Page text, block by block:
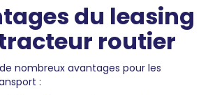
du leasing
routier
nombreux avantages pour les
: